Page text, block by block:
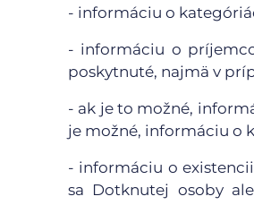
- informáciu o
- informáciu o
poskytnuté, najmä v
- ak je to možné,
je možné, informáciu o
- informáciu o
sa Dotknutej osoby